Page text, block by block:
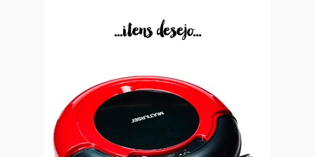
...itens desejo...